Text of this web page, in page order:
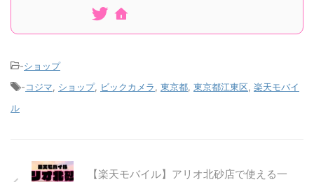
-ショップ
-コジマ ショップ, ビックカメラ 東京都 東京都江東区 楽天モバイ
ル
【楽天モバイル】アリオ北砂店で使える一